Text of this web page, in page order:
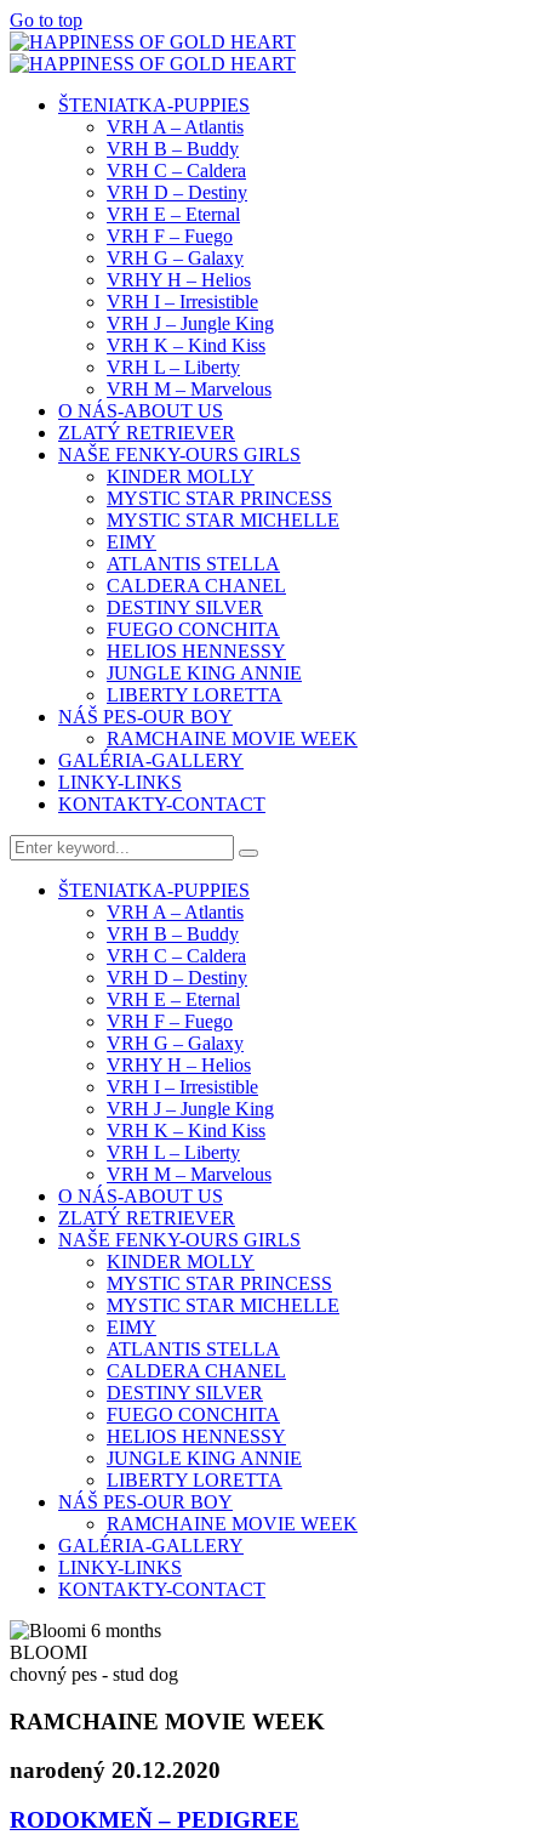
Go to top
ŠTENIATKA-PUPPIES
VRH A – Atlantis
VRH B – Buddy
VRH C – Caldera
VRH D – Destiny
VRH E – Eternal
VRH F – Fuego
VRH G – Galaxy
VRHY H – Helios
VRH I – Irresistible
VRH J – Jungle King
VRH K – Kind Kiss
VRH L – Liberty
VRH M – Marvelous
O NÁS-ABOUT US
ZLATÝ RETRIEVER
NAŠE FENKY-OURS GIRLS
KINDER MOLLY
MYSTIC STAR PRINCESS
MYSTIC STAR MICHELLE
EIMY
ATLANTIS STELLA
CALDERA CHANEL
DESTINY SILVER
FUEGO CONCHITA
HELIOS HENNESSY
JUNGLE KING ANNIE
LIBERTY LORETTA
NÁŠ PES-OUR BOY
RAMCHAINE MOVIE WEEK
GALÉRIA-GALLERY
LINKY-LINKS
KONTAKTY-CONTACT
ŠTENIATKA-PUPPIES
VRH A – Atlantis
VRH B – Buddy
VRH C – Caldera
VRH D – Destiny
VRH E – Eternal
VRH F – Fuego
VRH G – Galaxy
VRHY H – Helios
VRH I – Irresistible
VRH J – Jungle King
VRH K – Kind Kiss
VRH L – Liberty
VRH M – Marvelous
O NÁS-ABOUT US
ZLATÝ RETRIEVER
NAŠE FENKY-OURS GIRLS
KINDER MOLLY
MYSTIC STAR PRINCESS
MYSTIC STAR MICHELLE
EIMY
ATLANTIS STELLA
CALDERA CHANEL
DESTINY SILVER
FUEGO CONCHITA
HELIOS HENNESSY
JUNGLE KING ANNIE
LIBERTY LORETTA
NÁŠ PES-OUR BOY
RAMCHAINE MOVIE WEEK
GALÉRIA-GALLERY
LINKY-LINKS
KONTAKTY-CONTACT
BLOOMI
chovný pes - stud dog
RAMCHAINE MOVIE WEEK
narodený 20.12.2020
RODOKMEŇ – PEDIGREE